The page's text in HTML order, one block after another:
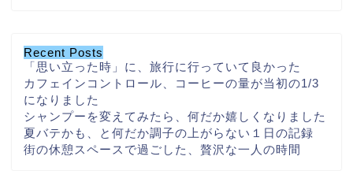
Recent Posts
「思い立った時」に、旅行に行っていて良かった
カフェインコントロール、コーヒーの量が当初の1/3
になりました
シャンプーを変えてみたら、何だか嬉しくなりました
夏バテかも、と何だか調子の上がらない１日の記録
街の休憩スペースで過ごした、贅沢な一人の時間